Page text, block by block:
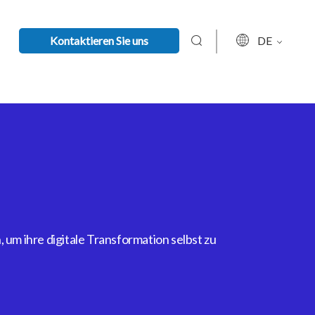
Kontaktieren Sie uns DE
ihre digitale Transformation selbst zu